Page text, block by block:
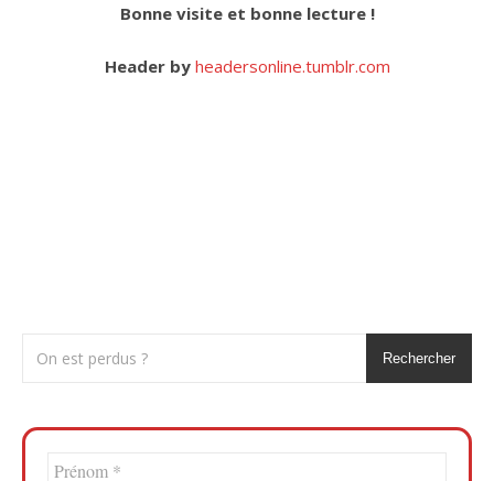
Bonne visite et bonne lecture !
Header by headersonline.tumblr.com
Rechercher